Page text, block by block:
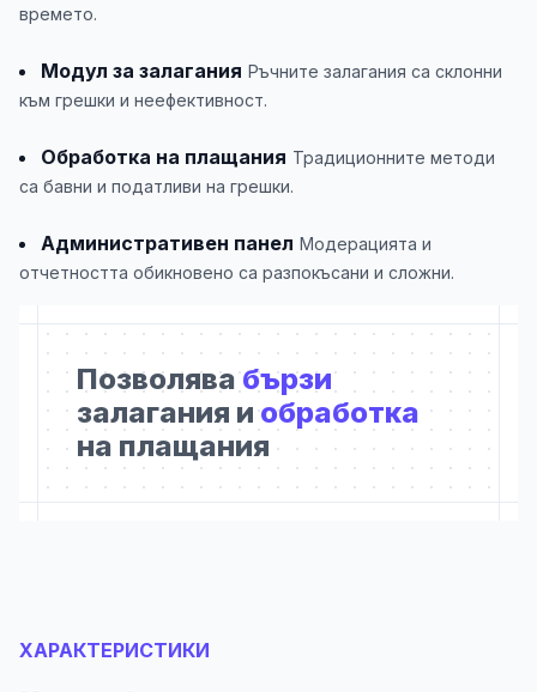
Позволявабързи
залагания иобработка
на плащания
времето.
Модул за залагания Ръчните залагания са склонни
към грешки и неефективност.
Обработка на плащания Традиционните методи
са бавни и податливи на грешки.
Административен панел Модерацията и
отчетността обикновено са разпокъсани и сложни.
ХАРАКТЕРИСТИКИ